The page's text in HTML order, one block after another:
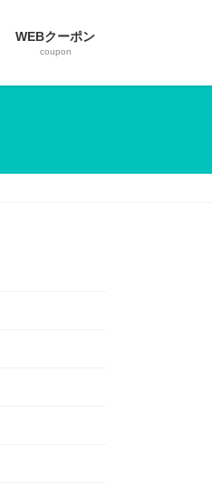
WEBクーポン
coupon